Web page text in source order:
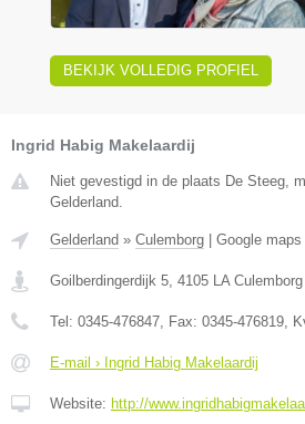
BEKIJK VOLLEDIG PROFIEL
Ingrid Habig Makelaardij
Niet gevestigd in de plaats De Steeg,
Gelderland.
Gelderland » Culemborg Google maps
Goilberdingerdijk 5, 4105 LA Culemborg
Tel: 0345-476847, Fax: 0345-476819,
E-mail › Ingrid Habig Makelaardij
Website: http://